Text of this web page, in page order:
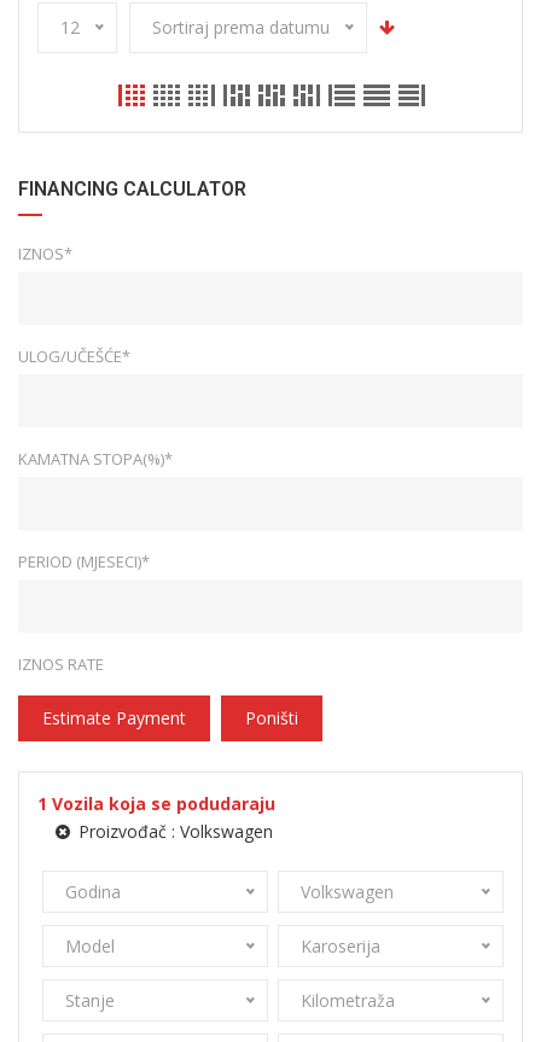
12 Sortiraj prema datumu
FINANCING CALCULATOR
IZNOS*
ULOG/UČEŠĆE*
KAMATNA STOPA(%)*
PERIOD (MJESECI)*
IZNOS RATE
Estimate Payment Poništi
1 Vozila koja se podudaraju
Proizvođač : Volkswagen
Godina Volkswagen
Model Karoserija
Stanje Kilometraža